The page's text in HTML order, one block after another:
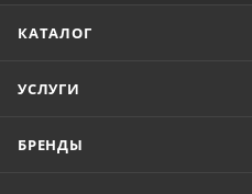
КАТАЛОГ
УСЛУГИ
БРЕНДЫ